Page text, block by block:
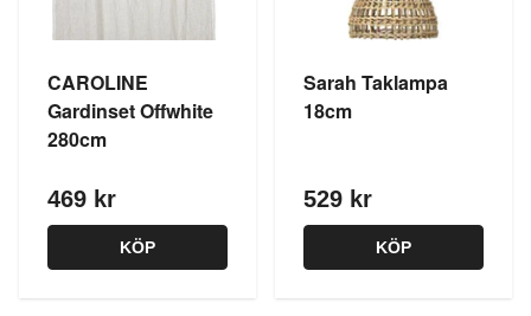
CAROLINE
Gardinset Offwhite
280cm
469 kr
KÖP
Sarah Taklampa
18cm
529 kr
KÖP